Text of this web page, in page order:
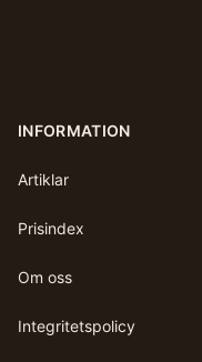
INFORMATION
Artiklar
Prisindex
Om oss
Integritetspolicy